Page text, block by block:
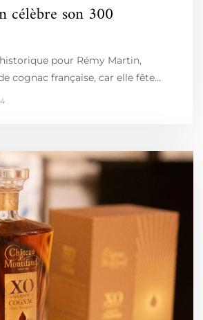
célèbre son 300
pour Rémy Martin,
cognac française, car elle fête…